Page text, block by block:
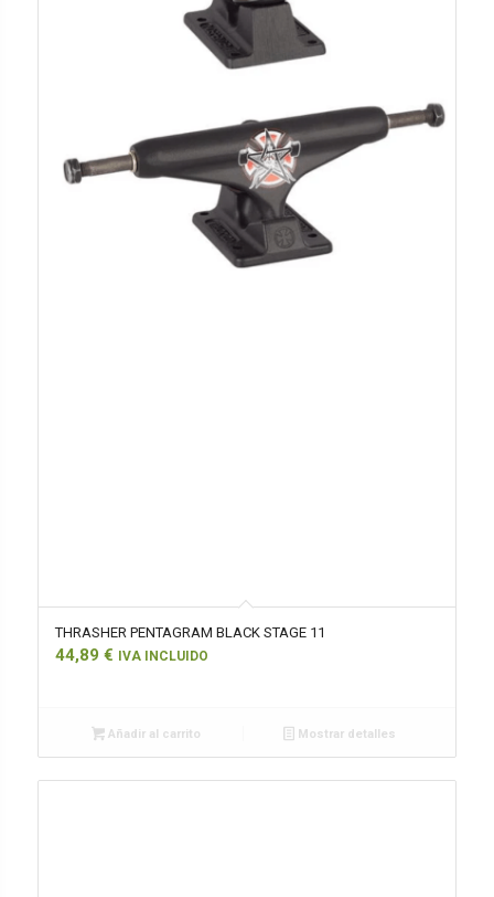
THRASHER PENTAGRAM BLACK STAGE 11
44,89 € IVA INCLUIDO
Añadir al carrito Mostrar detalles